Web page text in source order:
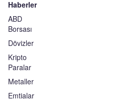
Haberler
ABD
Borsası
Dövizler
Kripto
Paralar
Metaller
Emtialar